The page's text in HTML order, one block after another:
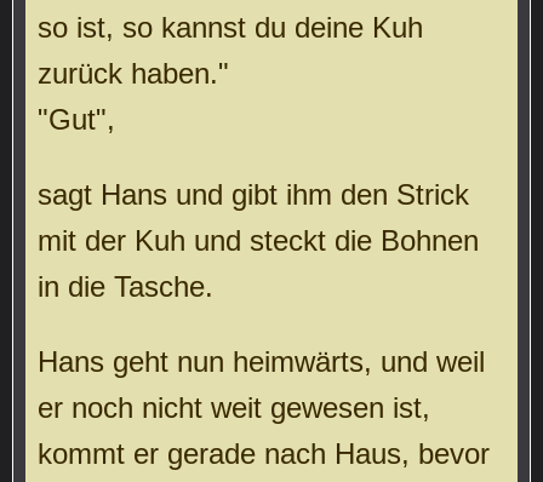
so ist, so kannst du deine Kuh
zurück haben."
"Gut",
sagt Hans und gibt ihm den Strick
mit der Kuh und steckt die Bohnen
in die Tasche.
Hans geht nun heimwärts, und weil
er noch nicht weit gewesen ist,
kommt er gerade nach Haus, bevor